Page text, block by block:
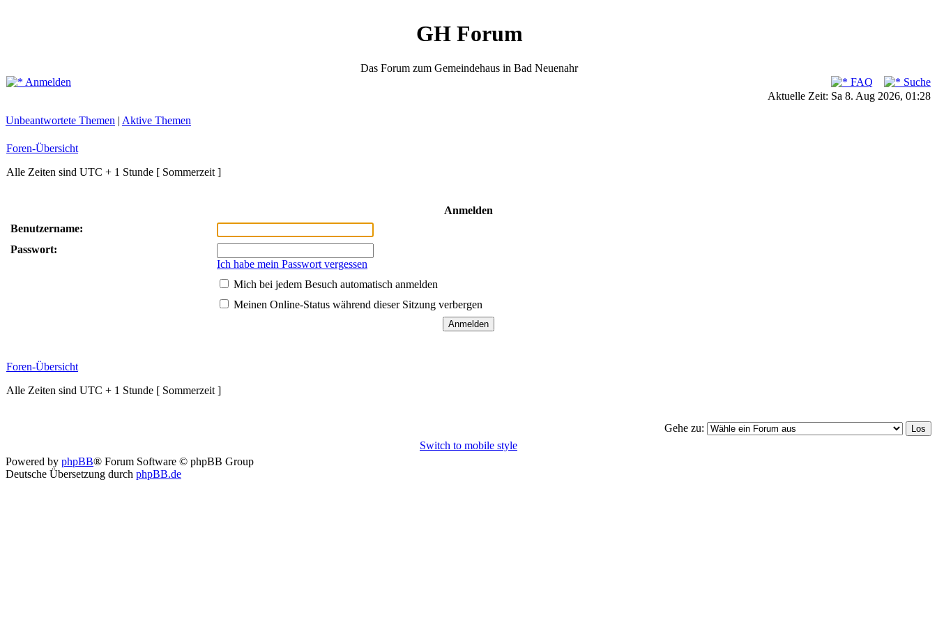
GH Forum
Das Forum zum Gemeindehaus in Bad Neuenahr
Anmelden
FAQ
Suche
Aktuelle Zeit: Sa 8. Aug 2026, 01:28
Unbeantwortete Themen | Aktive Themen
Foren-Übersicht
Alle Zeiten sind UTC + 1 Stunde [ Sommerzeit ]
Anmelden
Benutzername:
Passwort:
Ich habe mein Passwort vergessen
Mich bei jedem Besuch automatisch anmelden
Meinen Online-Status während dieser Sitzung verbergen
Foren-Übersicht
Alle Zeiten sind UTC + 1 Stunde [ Sommerzeit ]
Gehe zu:
Switch to mobile style
Powered by phpBB® Forum Software © phpBB Group
Deutsche Übersetzung durch phpBB.de